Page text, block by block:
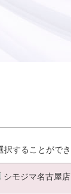
することができ
シモジマ名古屋店